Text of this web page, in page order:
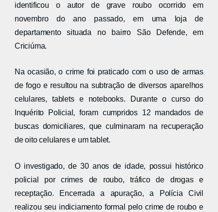
identificou o autor de grave roubo ocorrido em
novembro do ano passado, em uma loja de
departamento situada no bairro São Defende, em
Criciúma.
Na ocasião, o crime foi praticado com o uso de armas
de fogo e resultou na subtração de diversos aparelhos
celulares, tablets e notebooks. Durante o curso do
Inquérito Policial, foram cumpridos 12 mandados de
buscas domiciliares, que culminaram na recuperação
de oito celulares e um tablet.
O investigado, de 30 anos de idade, possui histórico
policial por crimes de roubo, tráfico de drogas e
receptação. Encerrada a apuração, a Polícia Civil
realizou seu indiciamento formal pelo crime de roubo e